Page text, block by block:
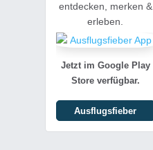
entdecken, merken &
erleben.
Jetzt im Google Play
Store verfügbar.
Ausflugsfieber